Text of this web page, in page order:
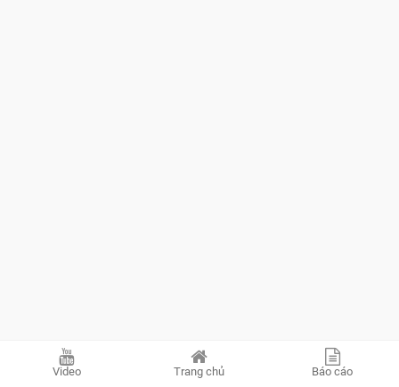
Video Trang chủ Báo cáo